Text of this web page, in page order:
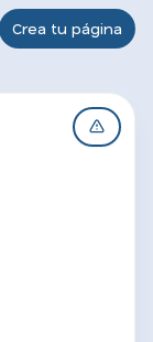
Crea tu página